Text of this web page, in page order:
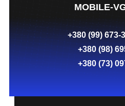
MOBILE-
+380 (99) 673-
+380 (98)
+380 (73)